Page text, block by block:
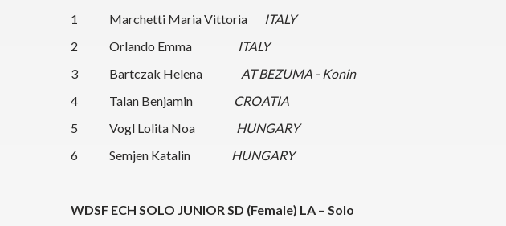
1 Marchetti Maria Vittoria
ITALY
2 Orlando Emma
ITALY
3 Bartczak Helena AT BEZUMA - Konin
4 Talan Benjamin
CROATIA
5 Vogl Lolita Noa
HUNGARY
6 Semjen Katalin HUNGARY
WDSF ECH SOLO JUNIOR SD (Female) LA – Solo